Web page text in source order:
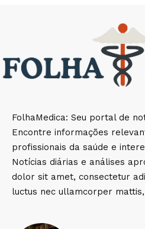
FolhaMedica: Seu portal de
Encontre informações
profissionais da saúde e
Notícias diárias e análises
dolor sit amet, consectetur
luctus nec ullamcorper